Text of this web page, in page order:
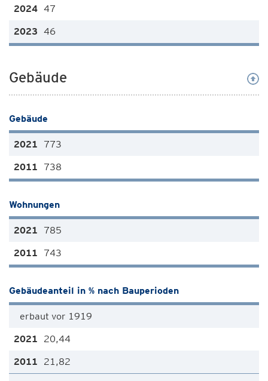
47
46
Gebäude
Gebäude
773
738
Wohnungen
785
743
Gebäudeanteil in % nach Bauperioden
erbaut vor 1919
20,44
21,82